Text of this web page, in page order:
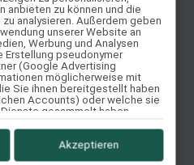
anbieten zu können und die
analysieren. Außerdem geben
unserer Website an
Werbung und Analysen
Erstellung pseudonymer
(Google Advertising
möglicherweise mit
Sie ihnen bereitgestellt haben
Accounts) oder welche sie
gesammelt haben
können Sie jederzeit
Datenschutz-Button links unten
Akzeptieren